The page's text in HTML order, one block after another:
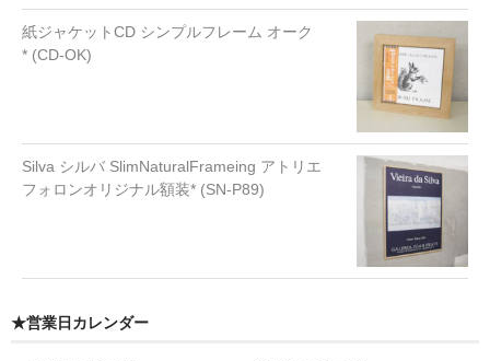
紙ジャケットCD シンプルフレーム オーク
* (CD-OK)
Silva シルバ SlimNaturalFrameing アトリエ
フォロンオリジナル額装* (SN-P89)
★営業日カレンダー